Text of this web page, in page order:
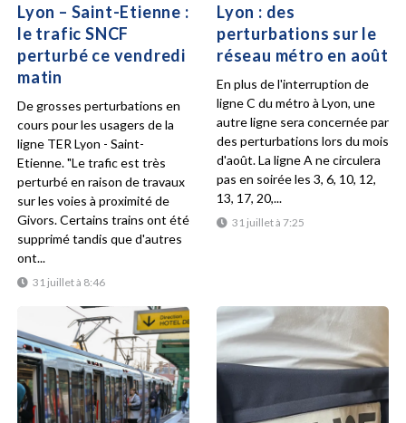
Lyon – Saint-Etienne :
le trafic SNCF
perturbé ce vendredi
matin
31 juillet à 8:46
De grosses perturbations en
cours pour les usagers de la
ligne TER Lyon - Saint-
Etienne. "Le trafic est très
perturbé en raison de travaux
sur les voies à proximité de
Givors. Certains trains ont été
supprimé tandis que d'autres
ont...
Lyon : des
perturbations sur le
réseau métro en août
31 juillet à 7:25
En plus de l'interruption de
ligne C du métro à Lyon, une
autre ligne sera concernée par
des perturbations lors du mois
d'août. La ligne A ne circulera
pas en soirée les 3, 6, 10, 12,
13, 17, 20,...